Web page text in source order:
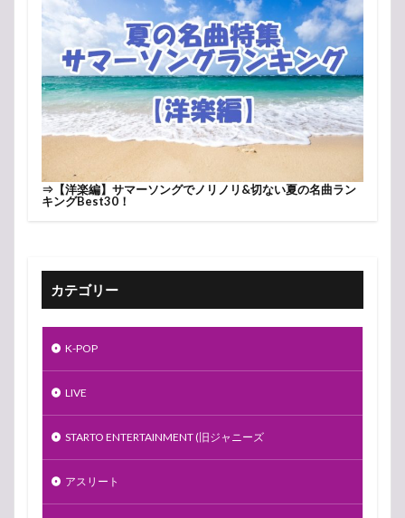
⇒ 【洋楽編】サマーソングでノリノリ&切ない夏の名曲ラン
キングBest30！
カテゴリー
K-POP
LIVE
STARTO ENTERTAINMENT (旧ジャニーズ
アスリート